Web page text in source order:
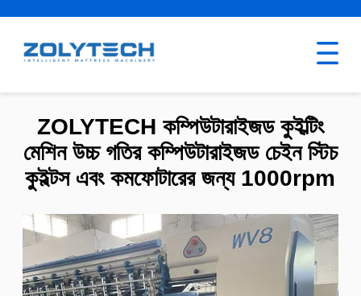
ZOLYTECH কম্পিউটারাইজড কুইল্টিং
মেশিন উচ্চ গতির কম্পিউটারাইজড চেইন স্টিচ
কুইল্টস এবং কমফোটারের জন্য 1000rpm